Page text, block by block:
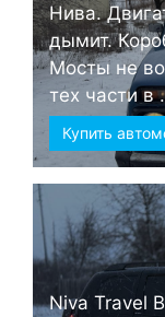
Нива.
дымит.
Мосты не
тех части в
Купить
Niva Travel